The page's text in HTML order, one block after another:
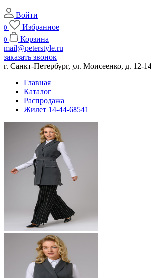
Войти
0 Избранное
0
Корзина
mail@peterstyle.ru
заказать звонок
г. Санкт-Петербург, ул. Моисеенко, д. 12-
Главная
Каталог
Распродажа
Жилет 14-44-68541